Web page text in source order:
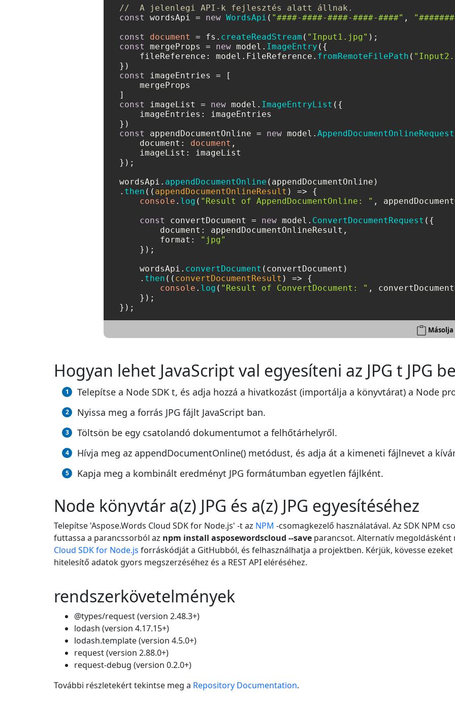
//  A jelenlegi API-k fejlesztés alatt állnak.
const
wordsApi = new WordsApi ( "####-####-####-####-####" ,
const
document = fs. createReadStream ( "Input1.jpg"
const
mergeProps = new model. ImageEntry ({
fileReference : model. FileReference . fromRemoteFilePath (
const
imageEntries = [
    mergeProps
const
imageList = new model. ImageEntryList ({
imageEntries : imageEntries
const
appendDocumentOnline = new model. AppendDocumentOnlineRequest
document : document ,
imageList : imageList
});
wordsApi. appendDocumentOnline (appendDocumentOnline)
. then ( ( appendDocumentOnlineResult ) => {
console . log ( "Result of AppendDocumentOnline: " ,
const
convertDocument = new model. ConvertDocumentRequest ({
document : appendDocumentOnlineResult,
format :
"jpg"
    });
    wordsApi.
convertDocument (convertDocument)
    .
then ( ( convertDocumentResult ) => {
console . log ( "Result of ConvertDocument: " ,
    });
Hogyan lehet JavaScript val egyesíteni az JPG t JPG be
Telepítse a Node SDK t, és adja hozzá a hivatkozást (importálja a könyvtárat) a Node
Nyissa meg a forrás JPG fájlt JavaScript ban.
Töltsön be egy csatolandó dokumentumot a felhőtárhelyről.
Hívja meg az appendDocumentOnline() metódust, és adja át a kimeneti fájlnevet a
Kapja meg a kombinált eredményt JPG formátumban egyetlen fájlként.
Node könyvtár a(z) JPG és a(z) JPG egyesítéséhez
Telepítse 'Aspose.Words Cloud SDK for Node.js' -t az NPM -csomagkezelő használatával. Az SDK NPM
futtassa a parancssorból az npm install asposewordscloud --save parancsot. Alternatív megoldásként
Cloud SDK for Node.js forráskódját a GitHubból, és felhasználhatja a projektben. Kérjük, kövesse ezeket
hitelesítő adatok gyors megszerzéséhez és a REST API eléréséhez.
rendszerkövetelmények
@types/request (version 2.48.3+)
lodash (version 4.17.15+)
lodash.template (version 4.5.0+)
request (version 2.88.0+)
request-debug (version 0.2.0+)
További részletekért tekintse meg a Repository Documentation.